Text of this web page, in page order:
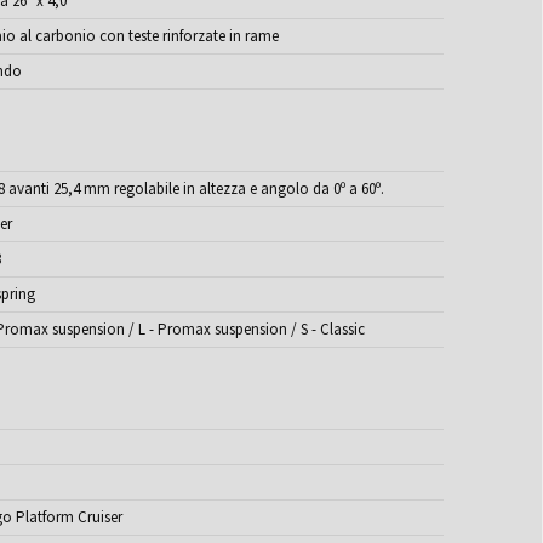
al carbonio con teste rinforzate in rame
avanti 25,4 mm regolabile in altezza e angolo da 0º a 60º.
suspension / L - Promax suspension / S - Classic
Platform Cruiser